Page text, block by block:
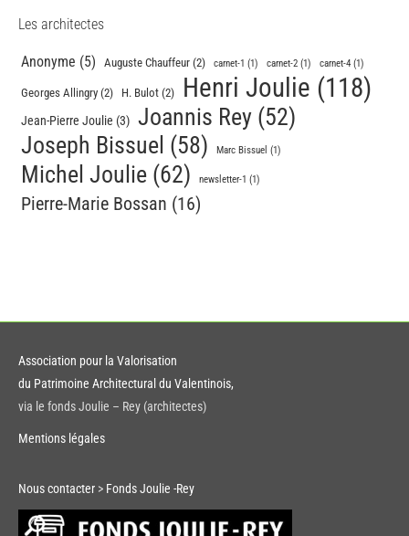
Les architectes
Anonyme (5) Auguste Chauffeur (2) carnet-1 (1) carnet-2 (1) carnet-4 (1)
Georges Allingry (2) H. Bulot (2) Henri Joulie (118)
Jean-Pierre Joulie (3) Joannis Rey (52)
Joseph Bissuel (58) Marc Bissuel (1)
Michel Joulie (62) newsletter-1 (1)
Pierre-Marie Bossan (16)
Association pour la Valorisation
du Patrimoine Architectural du Valentinois,
via le fonds Joulie – Rey (architectes)
Mentions légales
Nous contacter > Fonds Joulie -Rey